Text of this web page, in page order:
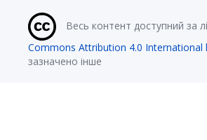
Весь контент доступний за
Commons Attribution 4.0 International
зазначено інше